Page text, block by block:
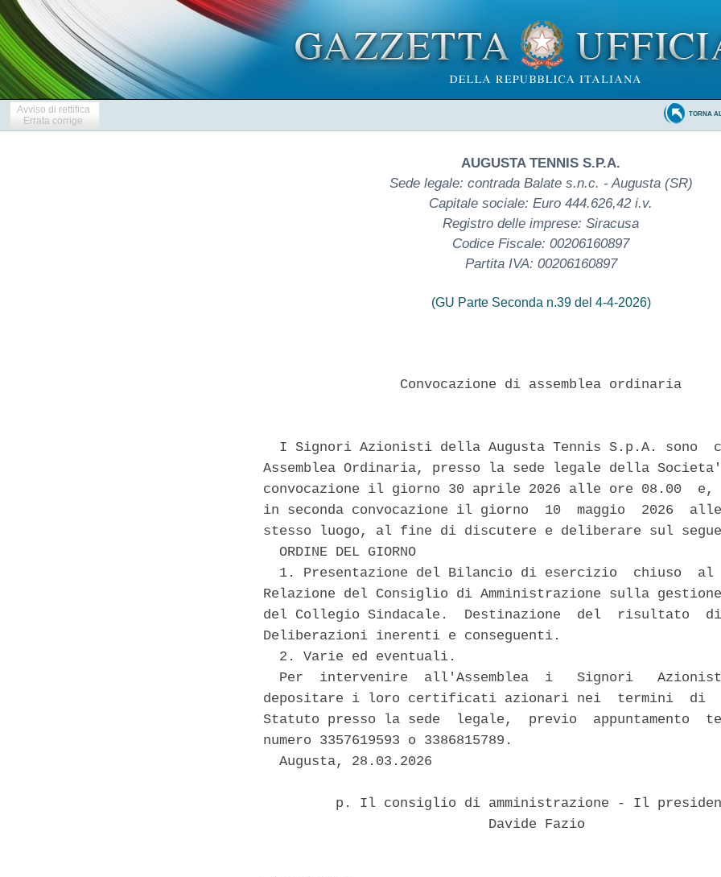
Avviso di rettifica
Errata corrige
TORNA
AUGUSTA TENNIS S.P.A.
Sede legale: contrada Balate s.n.c. - Augusta (SR)
Capitale sociale: Euro 444.626,42 i.v.
Registro delle imprese: Siracusa
Codice Fiscale: 00206160897
Partita IVA: 00206160897
(GU Parte Seconda n.39 del 4-4-2026)
                 Convocazione di assemblea ordinaria
I Signori Azionisti della Augusta Tennis S.p.A. sono
Assemblea Ordinaria, presso la sede legale della
convocazione il giorno 30 aprile 2026 alle ore 08.00  e,
in seconda convocazione il giorno  10  maggio  2026
stesso luogo, al fine di discutere e deliberare sul
  ORDINE DEL GIORNO
1. Presentazione del Bilancio di esercizio  chiuso  al
Relazione del Consiglio di Amministrazione sulla
del Collegio Sindacale.  Destinazione  del  risultato
Deliberazioni inerenti e conseguenti.
  2. Varie ed eventuali.
Per  intervenire  all'Assemblea  i   Signori
depositare i loro certificati azionari nei  termini  di
Statuto presso la sede  legale,  previo  appuntamento
numero 3357619593 o 3386815789.
  Augusta, 28.03.2026
p. Il consiglio di amministrazione - Il
                            Davide Fazio